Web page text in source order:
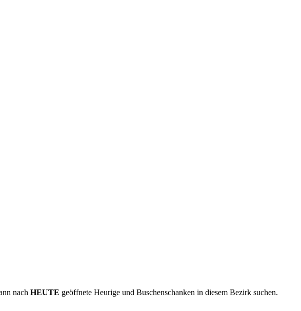
nach HEUTE geöffnete Heurige und Buschenschanken in diesem Bezirk suchen.